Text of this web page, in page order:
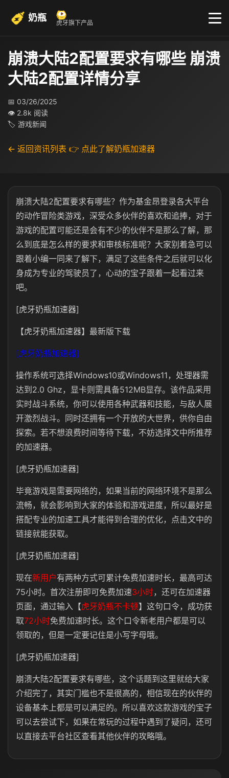
奶瓶 虎牙旗下产品
崩溃大陆2配置要求有哪些 崩溃
大陆2配置详情分享
📅 03/26/2025
👁 2.8k 阅读
🏷 游戏新闻
← 返回资讯列表 👉 点此了解奶瓶加速器
崩溃大陆2配置要求有哪些？作为基金昂登录各大平台
的动作冒险类游戏，深受众多伙伴的喜欢和追捧，对于
游戏的配置可能还是会有不少的伙伴不是那么了解，那
么到底是怎么样的要求和审核标准呢？大家别着急可以
跟着小编一同来了解下，满足了这些条件之后就可以化
身成为专业的驾驶员了，心动的宝子跟着一起看过来
吧。
[虎牙奶瓶加速器]
【虎牙奶瓶加速器】最新版下载
[虎牙奶瓶加速器]
操作系统可选择Windows10或Windows11，处理器需
达到2.0 Ghz，显卡则需具备512MB显存。该作品采用
实时战斗系统，你可以使用各种武器和技能，与敌人展
开激烈战斗。同时还拥有一个开放的大世界，供你自由
探索。若不想浪费时间等待下载，不妨选择文中所推荐
的加速器。
[虎牙奶瓶加速器]
毕竟游戏是需要网络的，如果当前的网络环境不是那么
流畅，就会影响到大家的体验和游戏进度，所以最好是
搭配专业的加速工具才能得到合理的优化，点击文中的
链接就能获取。
[虎牙奶瓶加速器]
现在新用户有两种方式可累计免费加速时长，最高可达
75小时。首次注册即可免费加速3小时，还可在加速器
页面，通过输入【虎牙奶瓶不卡顿】这句口令，成功获
取72小时免费加速时长。这个口令新老用户都是可以
领取的，但是一定要记住是小写字母哦。
[虎牙奶瓶加速器]
崩溃大陆2配置要求有哪些，这个话题到这里就给大家
介绍完了，其实门槛也不是很高的，相信现在的伙伴的
设备基本上都是可以满足的。所以喜欢这款游戏的宝子
可以去尝试下，如果在常玩的过程中遇到了疑问，还可
以直接去平台社区查看其他伙伴的攻略哦。